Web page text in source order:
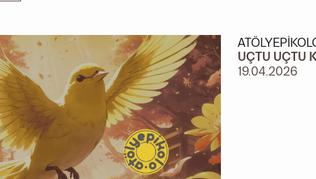
UÇTU UÇTU
19.04.2026